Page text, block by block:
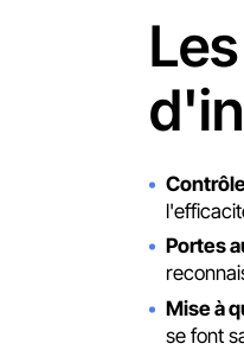
Portes
Mise à
se font